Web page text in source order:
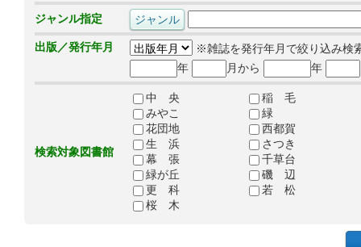
ジャンル指定
出版／発行年月
※雑誌を発行年月で絞り込み検
年
月から 年
検索対象図書館
中 央
稲 毛
みやこ
緑
花団地
西都賀
生 浜
さつき
幕 張
千草台
緑が丘
磯 辺
更 科
若 松
桜 木